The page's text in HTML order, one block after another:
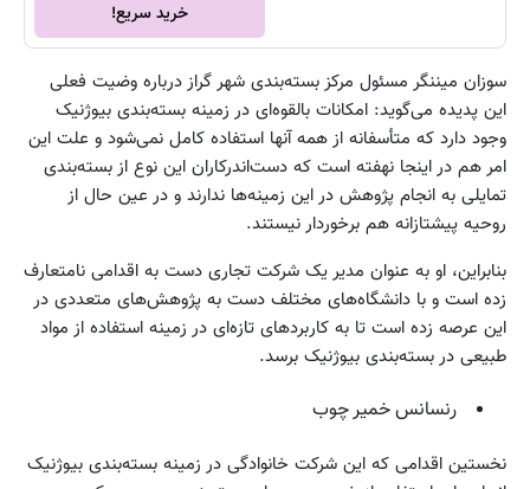
خرید سریع!
سوزان میننگر مسئول مرکز بسته‌بندی شهر گراز درباره وضیت فعلی
این پدیده می‌گوید: امکانات بالقوه‌ای در زمینه بسته‌بندی بیوژنیک
وجود دارد که متأسفانه از همه آنها استفاده کامل نمی‌شود و علت این
امر هم در اینجا نهفته است که دست‌اندرکاران این نوع از بسته‌بندی
تمایلی به انجام پژوهش در این زمینه‌ها ندارند و در عین حال از
روحیه پیشتازانه هم برخوردار نیستند.
بنابراین، او به عنوان مدیر یک شرکت تجاری دست به اقدامی نامتعارف
زده است و با دانشگاه‌های مختلف دست به پژوهش‌های متعددی در
این عرصه زده است تا به کاربردهای تازه‌ای در زمینه استفاده از مواد
طبیعی در بسته‌بندی بیوژنیک برسد.
رنسانس خمیر چوب
نخستین اقدامی که این شرکت خانوادگی در زمینه بسته‌بندی بیوژنیک